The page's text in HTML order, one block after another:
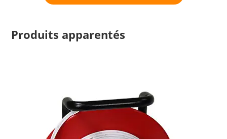
Produits apparentés